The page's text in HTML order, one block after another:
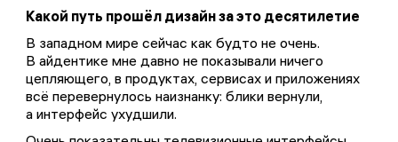
Какой путь прошёл дизайн за это десятилетие
В западном мире сейчас как будто не очень.
В айдентике мне давно не показывали ничего
цепляющего, в продуктах, сервисах и приложениях
всё перевернулось наизнанку: блики вернули,
а интерфейс ухудшили.